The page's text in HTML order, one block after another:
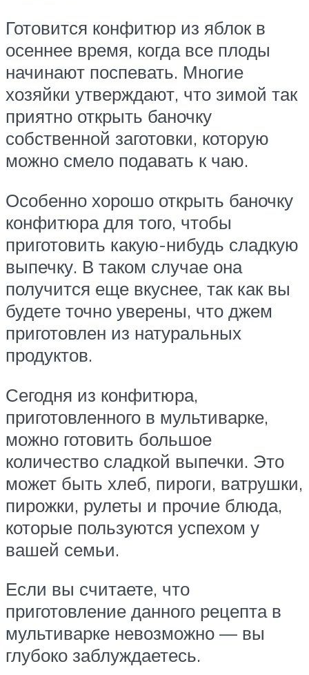
Готовится конфитюр из яблок в
осеннее время, когда все плоды
начинают поспевать. Многие
хозяйки утверждают, что зимой так
приятно открыть баночку
собственной заготовки, которую
можно смело подавать к чаю.
Особенно хорошо открыть баночку
конфитюра для того, чтобы
приготовить какую-нибудь сладкую
выпечку. В таком случае она
получится еще вкуснее, так как вы
будете точно уверены, что джем
приготовлен из натуральных
продуктов.
Сегодня из конфитюра,
приготовленного в мультиварке,
можно готовить большое
количество сладкой выпечки. Это
может быть хлеб, пироги, ватрушки,
пирожки, рулеты и прочие блюда,
которые пользуются успехом у
вашей семьи.
Если вы считаете, что
приготовление данного рецепта в
мультиварке невозможно — вы
глубоко заблуждаетесь.